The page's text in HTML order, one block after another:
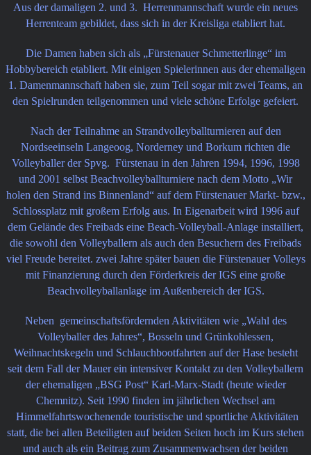
Aus der damaligen 2. und 3. Herrenmannschaft wurde ein neues
Herrenteam gebildet, dass sich in der Kreisliga etabliert hat.
Die Damen haben sich als „Fürstenauer Schmetterlinge“ im
Hobbybereich etabliert. Mit einigen Spielerinnen aus der ehemaligen
1. Damenmannschaft haben sie, zum Teil sogar mit zwei Teams, an
den Spielrunden teilgenommen und viele schöne Erfolge gefeiert.
Nach der Teilnahme an Strandvolleyballturnieren auf den
Nordseeinseln Langeoog, Norderney und Borkum richten die
Volleyballer der Spvg. Fürstenau in den Jahren 1994, 1996, 1998
und 2001 selbst Beachvolleyballturniere nach dem Motto „Wir
holen den Strand ins Binnenland“ auf dem Fürstenauer Markt- bzw.,
Schlossplatz mit großem Erfolg aus. In Eigenarbeit wird 1996 auf
dem Gelände des Freibads eine Beach-Volleyball-Anlage installiert,
die sowohl den Volleyballern als auch den Besuchern des Freibads
viel Freude bereitet. zwei Jahre später bauen die Fürstenauer Volleys
mit Finanzierung durch den Förderkreis der IGS eine große
Beachvolleyballanlage im Außenbereich der IGS.
Neben gemeinschaftsfördernden Aktivitäten wie „Wahl des
Volleyballer des Jahres“, Bosseln und Grünkohlessen,
Weihnachtskegeln und Schlauchbootfahrten auf der Hase besteht
seit dem Fall der Mauer ein intensiver Kontakt zu den Volleyballern
der ehemaligen „BSG Post“ Karl-Marx-Stadt (heute wieder
Chemnitz). Seit 1990 finden im jährlichen Wechsel am
Himmelfahrtswochenende touristische und sportliche Aktivitäten
statt, die bei allen Beteiligten auf beiden Seiten hoch im Kurs stehen
und auch als ein Beitrag zum Zusammenwachsen der beiden